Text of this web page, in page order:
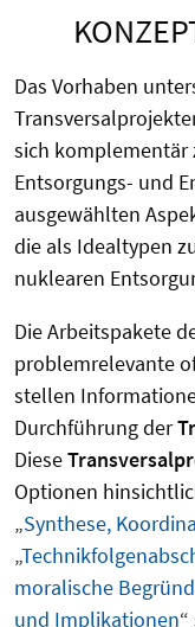
Das Vorhaben
sich komplementär
Entsorgungs- und
ausgewählten
die als Idealtypen
nuklearen
Die Arbeitspakete
problemrelevante
stellen
Durchführung der
Diese
Optionen
„Synthese,
„
moralische
und Implikationen